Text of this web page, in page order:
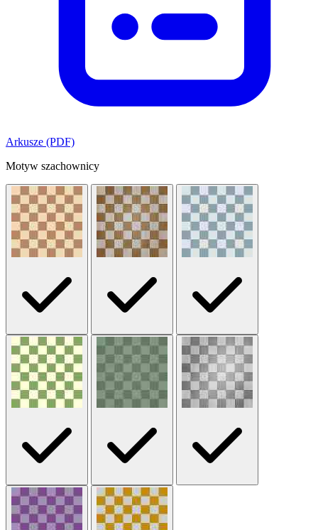
Arkusze (PDF)
Motyw szachownicy